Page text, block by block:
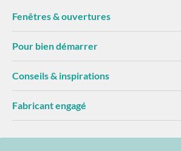
Fenêtres & ouvertures
Pour bien démarrer
Conseils & inspirations
Fabricant engagé